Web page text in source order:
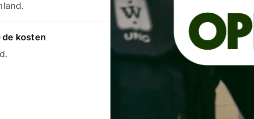
de kosten